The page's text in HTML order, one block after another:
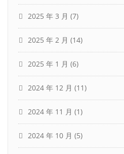
2025 年 3 月 (7)
2025 年 2 月 (14)
2025 年 1 月 (6)
2024 年 12 月 (11)
2024 年 11 月 (1)
2024 年 10 月 (5)